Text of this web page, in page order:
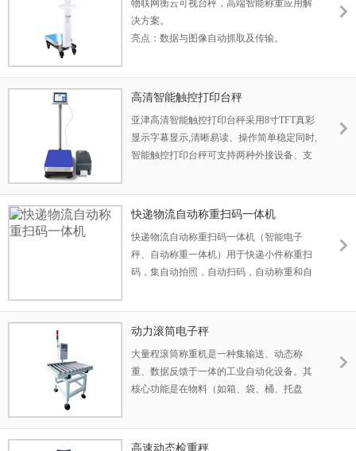
物联网衡云可视台秤，高端智能称重应用解
决方案。
亮点：数据与图像自动抓取及传输。
应用范围：学校、部队、企事业单位食堂、
生产企业的进销存管理。
为用户提供数据接口，可与用户ERP系统无
缝衔接br>
高清智能触控打印台秤
亚津高清智能触控打印台秤采用8寸TFT真彩
显示字幕显示,清晰易读、操作简单稳定同时,
智能触控打印台秤可支持两种外接设备、支
固双层碳钢设计结构,确保电子秤在使用过程
快递物流自动称重扫码一体机
快递物流自动称重扫码一体机（智能电子
秤、自动称重一体机）用于快递小件称重扫
码，集自动拍照，自动扫码，自动称重和自
管理系统本产品具有高景深、大视野，支持
动力滚筒电子秤
大量程滚筒称重机是一种集输送、动态称
重、数据反馈于一体的工业自动化设备。其
核心功能是在物料（如箱、袋、桶、托盘
高速动态检重秤